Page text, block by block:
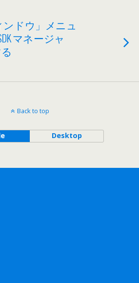
ンドウ」メニュ
マネージャ
Back to top
Desktop